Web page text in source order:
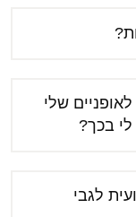
שלי
בכך?
לגבי